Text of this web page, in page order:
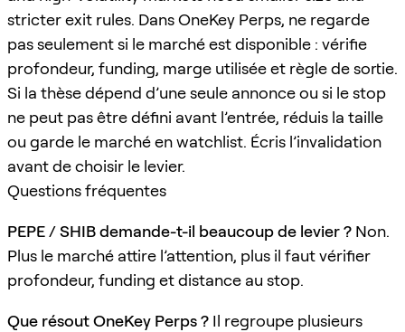
stricter exit rules. Dans OneKey Perps, ne regarde
pas seulement si le marché est disponible : vérifie
profondeur, funding, marge utilisée et règle de sortie.
Si la thèse dépend d’une seule annonce ou si le stop
ne peut pas être défini avant l’entrée, réduis la taille
ou garde le marché en watchlist. Écris l’invalidation
avant de choisir le levier.
Questions fréquentes
PEPE / SHIB demande-t-il beaucoup de levier ? Non.
Plus le marché attire l’attention, plus il faut vérifier
profondeur, funding et distance au stop.
Que résout OneKey Perps ? Il regroupe plusieurs